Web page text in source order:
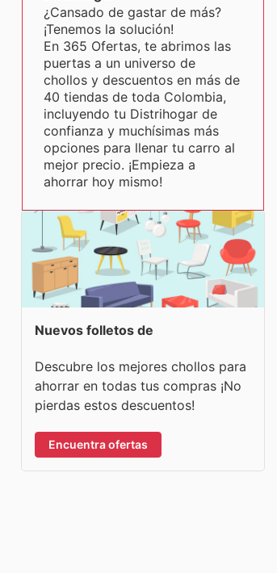
¿Cansado de gastar de más?
¡Tenemos la solución!
En 365 Ofertas, te abrimos las
puertas a un universo de
chollos y descuentos en más de
40 tiendas de toda Colombia,
incluyendo tu Distrihogar de
confianza y muchísimas más
opciones para llenar tu carro al
mejor precio. ¡Empieza a
ahorrar hoy mismo!
Nuevos folletos de
Descubre los mejores chollos para
ahorrar en todas tus compras ¡No
pierdas estos descuentos!
Encuentra ofertas